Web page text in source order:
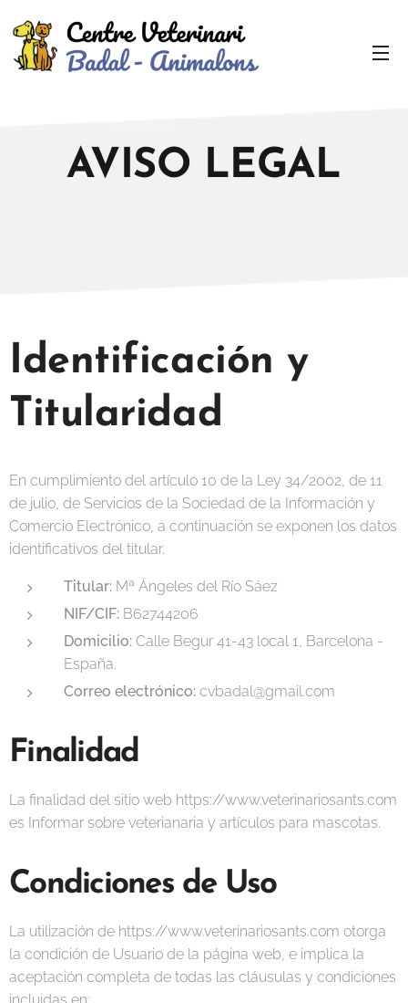
AVISO LEGAL
Identificación y
Titularidad
En cumplimiento del artículo 10 de la Ley 34/2002, de 11
de julio, de Servicios de la Sociedad de la Información y
Comercio Electrónico, a continuación se exponen los datos
identificativos del titular.
Titular: Mª Ángeles del Río Sáez
NIF/CIF: B62744206
Domicilio: Calle Begur 41-43 local 1, Barcelona -
España.
Correo electrónico: cvbadal@gmail.com
Finalidad
La finalidad del sitio web https://www.veterinariosants.com
es Informar sobre veterianaria y artículos para mascotas.
Condiciones de Uso
La utilización de https://www.veterinariosants.com otorga
la condición de Usuario de la página web, e implica la
aceptación completa de todas las cláusulas y condiciones